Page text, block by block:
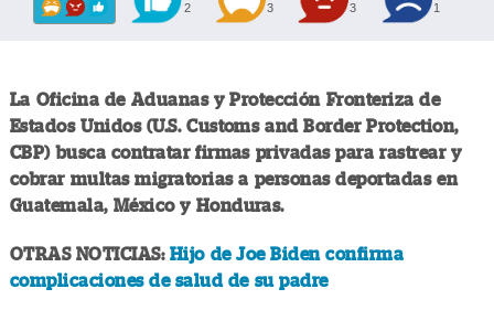
2 3 3 1
La Oficina de Aduanas y Protección Fronteriza de
Estados Unidos (U.S. Customs and Border Protection,
CBP) busca contratar firmas privadas para rastrear y
cobrar multas migratorias a personas deportadas en
Guatemala, México y Honduras.
OTRAS NOTICIAS:Hijo de Joe Biden confirma
complicaciones de salud de su padre